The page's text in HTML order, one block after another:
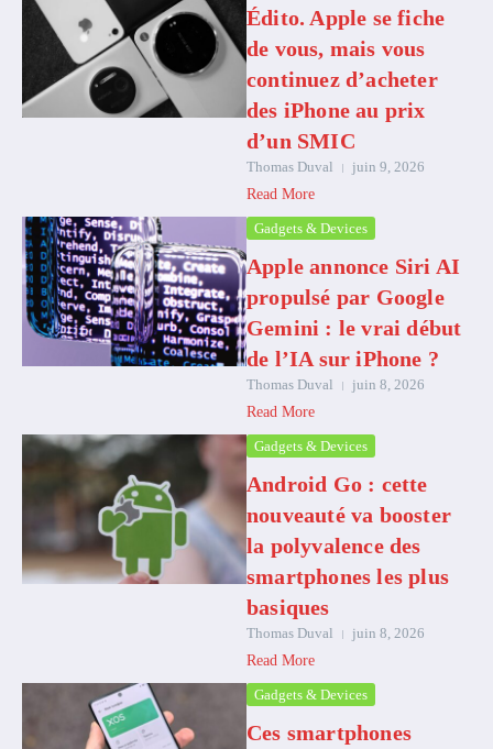
Édito. Apple se fiche
de vous, mais vous
continuez d’acheter
des iPhone au prix
d’un SMIC
Thomas Duval
juin 9, 2026
Read More
Gadgets & Devices
Apple annonce Siri AI
propulsé par Google
Gemini : le vrai début
de l’IA sur iPhone ?
Thomas Duval
juin 8, 2026
Read More
Gadgets & Devices
Android Go : cette
nouveauté va booster
la polyvalence des
smartphones les plus
basiques
Thomas Duval
juin 8, 2026
Read More
Gadgets & Devices
Ces smartphones